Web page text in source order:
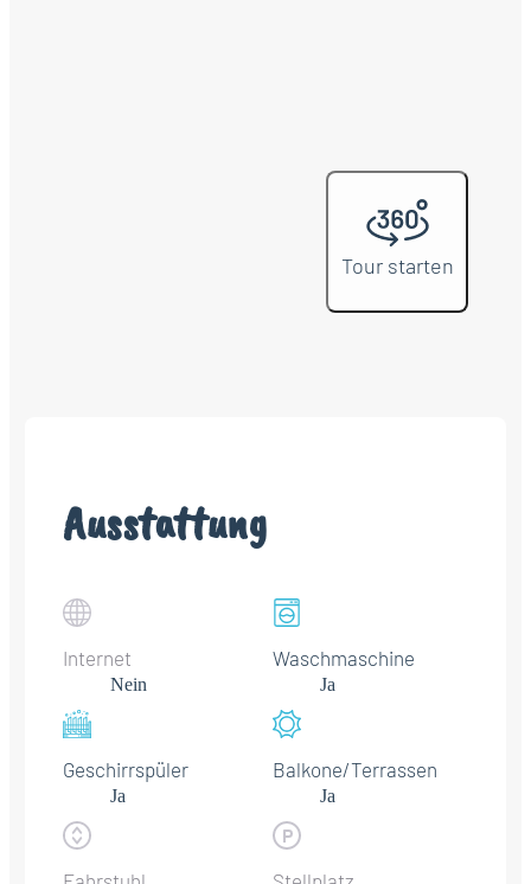
Tour starten
Ausstattung
Internet
Nein
Waschmaschine
Ja
Geschirrspüler
Ja
Balkone/Terrassen
Ja